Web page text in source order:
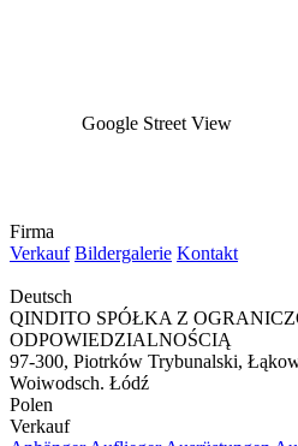
Google Street View
Firma
Verkauf Bildergalerie Kontakt
Deutsch
QINDITO SPÓŁKA Z
ODPOWIEDZIALNOŚCIĄ
97-300, Piotrków Trybunalski,
Woiwodsch. Łódź
Polen
Verkauf